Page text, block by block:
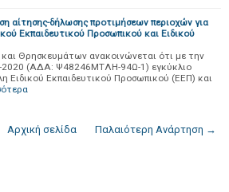
αίτησης-δήλωσης προτιμήσεων περιοχών για
Εκπαιδευτικού Προσωπικού και Ειδικού
Θρησκευμάτων ανακοινώνεται ότι με την
2020 (ΑΔΑ: Ψ48246ΜΤΛΗ-94Ω-1) εγκύκλιο
Ειδικού Εκπαιδευτικού Προσωπικού (ΕΕΠ) και
Παλαιότερη Ανάρτηση →
Αρχική σελίδα